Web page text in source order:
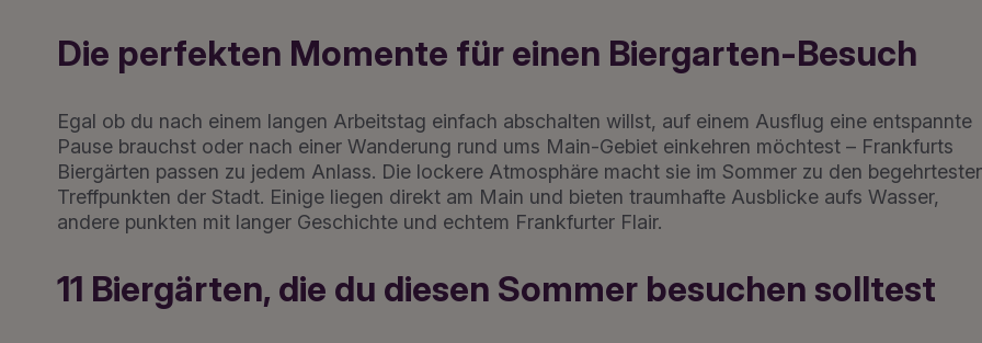
Die perfekten Momente für einen Biergarten-Besuch
Egal ob du nach einem langen Arbeitstag einfach abschalten willst, auf einem Ausflug eine entspannte
Pause brauchst oder nach einer Wanderung rund ums Main-Gebiet einkehren möchtest – Frankfurts
Biergärten passen zu jedem Anlass. Die lockere Atmosphäre macht sie im Sommer zu den
Treffpunkten der Stadt. Einige liegen direkt am Main und bieten traumhafte Ausblicke aufs Wasser,
andere punkten mit langer Geschichte und echtem Frankfurter Flair.
11 Biergärten, die du diesen Sommer besuchen solltest